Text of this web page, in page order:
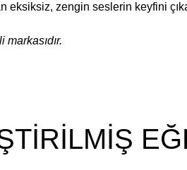
zengin seslerin keyfini